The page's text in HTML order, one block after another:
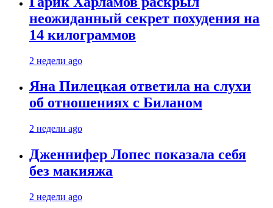
неожиданный секрет похудения на
14 килограммов
2 недели ago
Яна Пилецкая ответила на слухи
об отношениях с Биланом
2 недели ago
Дженнифер Лопес показала себя
без макияжа
2 недели ago